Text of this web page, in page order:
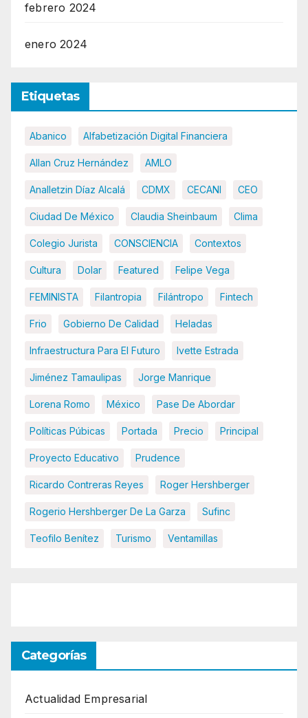
febrero 2024
enero 2024
Etiquetas
Abanico Alfabetización Digital Financiera
Allan Cruz Hernández AMLO
Analletzin Díaz Alcalá CDMX CECANI CEO
Ciudad De México Claudia Sheinbaum Clima
Colegio Jurista CONSCIENCIA Contextos
Cultura Dolar Featured Felipe Vega
FEMINISTA Filantropia Filántropo Fintech
Frio Gobierno De Calidad Heladas
Infraestructura Para El Futuro Ivette Estrada
Jiménez Tamaulipas Jorge Manrique
Lorena Romo México Pase De Abordar
Políticas Púbicas Portada Precio Principal
Proyecto Educativo Prudence
Ricardo Contreras Reyes Roger Hershberger
Rogerio Hershberger De La Garza Sufinc
Teofilo Benítez Turismo Ventamillas
Categorías
Actualidad Empresarial